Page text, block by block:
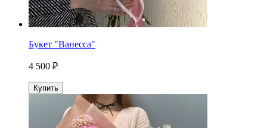
Букет "Ванесса"
4 500 ₽
Купить